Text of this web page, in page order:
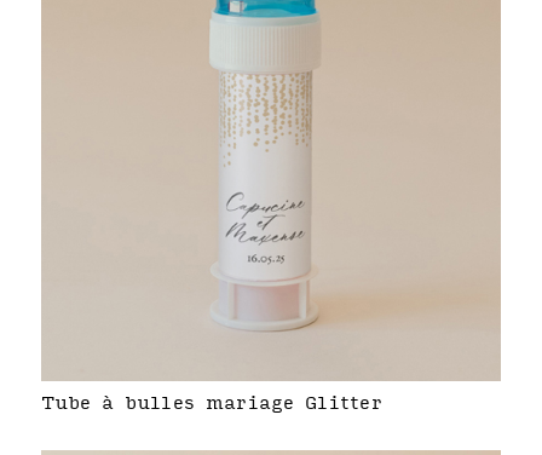
Tube à bulles mariage Glitter